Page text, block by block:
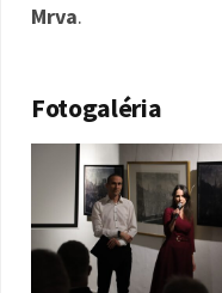
Mrva.
Fotogaléria